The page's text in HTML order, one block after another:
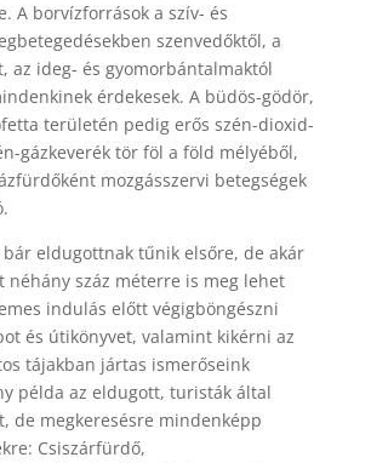
A borvízforrások a szív- és
szenvedőktől, a
az ideg- és gyomorbántalmaktól
érdekesek. A büdös-gödör,
területén pedig erős szén-dioxid-
gázkeverék tör föl a föld mélyéből,
mozgásszervi betegségek
eldugottnak tűnik elsőre, de akár
néhány száz méterre is meg lehet
indulás előtt végigböngészni
és útikönyvet, valamint kikérni az
tájakban jártas ismerőseink
példa az eldugott, turisták által
de megkeresésre mindenképp
Csiszárfürdő,